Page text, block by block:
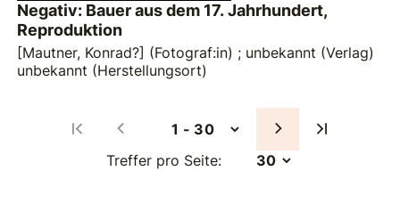
Negativ: Bauer aus dem 17. Jahrhundert,
Reproduktion
[Mautner, Konrad?] (Fotograf:in) ; unbekannt (Verlag)
unbekannt (Herstellungsort)
Treffer pro Seite: